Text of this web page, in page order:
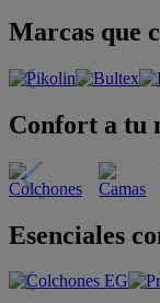
Marcas que
Confort a tu
Esenciales